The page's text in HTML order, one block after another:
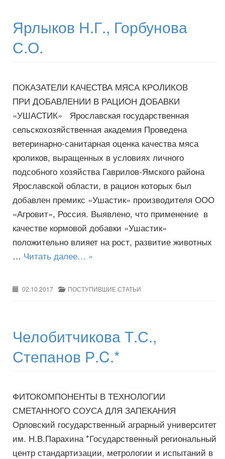
Ярлыков Н.Г., Горбунова
С.О.
ПОКАЗАТЕЛИ КАЧЕСТВА МЯСА КРОЛИКОВ
ПРИ ДОБАВЛЕНИИ В РАЦИОН ДОБАВКИ
«УШАСТИК» Ярославская государственная
сельскохозяйственная академия Проведена
ветеринарно-санитарная оценка качества мяса
кроликов, выращенных в условиях личного
подсобного хозяйства Гаврилов-Ямского района
Ярославской области, в рацион которых был
добавлен премикс «Ушастик» производителя ООО
«Агровит», Россия. Выявлено, что применение в
качестве кормовой добавки «Ушастик»
положительно влияет на рост, развитие животных
… Читать далее… »
02.10.2017 ПОСТУПИВШИЕ СТАТЬИ
Челобитчикова Т.С.,
Степанов Р.C.*
ФИТОКОМПОНЕНТЫ В ТЕХНОЛОГИИ
СМЕТАННОГО СОУСА ДЛЯ ЗАПЕКАНИЯ
Орловский государственный аграрный университет
им. Н.В.Парахина *Государственный региональный
центр стандартизации, метрологии и испытаний в